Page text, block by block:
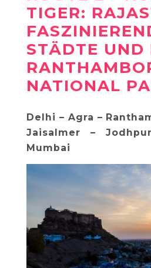
TIGER:
STÄDTE UND
NATIONAL
Delhi – Agra –
Jaisalmer –
Mumbai